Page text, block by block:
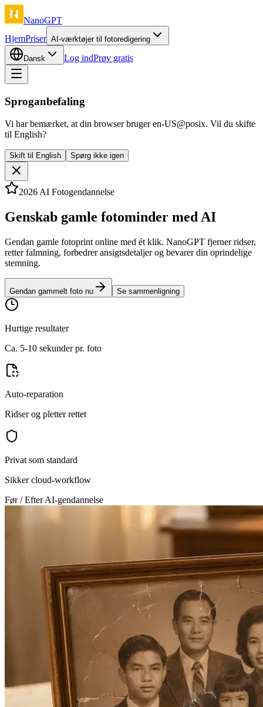
NanoGPT
HjemPriser AI-værktøjer til fotoredigering
Dansk Log indPrøv gratis
Sproganbefaling
Vi har bemærket, at din browser bruger en-US@posix. Vil du skifte
til English?
Skift til English Spørg ikke igen
2026 AI Fotogendannelse
Genskab gamle fotominder med AI
Gendan gamle fotoprint online med ét klik. NanoGPT fjerner ridser,
retter falmning, forbedrer ansigtsdetaljer og bevarer din oprindelige
stemning.
Gendan gammelt foto nu Se sammenligning
Hurtige resultater
Ca. 5-10 sekunder pr. foto
Auto-reparation
Ridser og pletter rettet
Privat som standard
Sikker cloud-workflow
Før / Efter AI-gendannelse